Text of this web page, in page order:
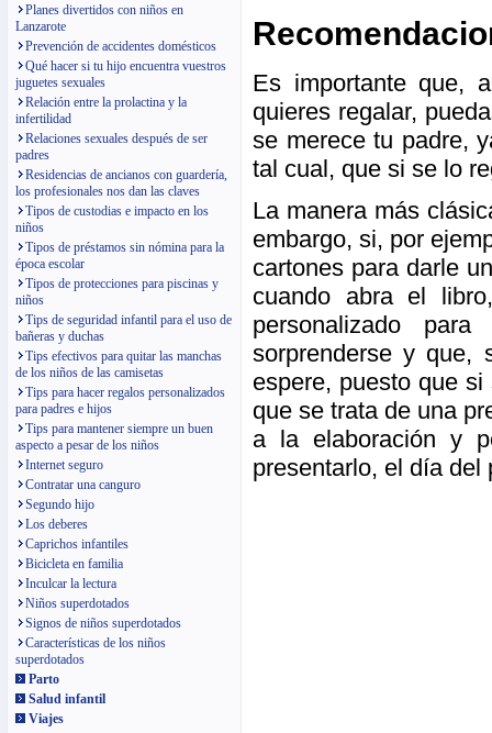
Planes divertidos con niños en
Lanzarote
Prevención de accidentes domésticos
Qué hacer si tu hijo encuentra vuestros
juguetes sexuales
Relación entre la prolactina y la
infertilidad
Relaciones sexuales después de ser
padres
Residencias de ancianos con guardería,
los profesionales nos dan las claves
Tipos de custodias e impacto en los
niños
Tipos de préstamos sin nómina para la
época escolar
Tipos de protecciones para piscinas y
niños
Tips de seguridad infantil para el uso de
bañeras y duchas
Tips efectivos para quitar las manchas
de los niños de las camisetas
Tips para hacer regalos personalizados
para padres e hijos
Tips para mantener siempre un buen
aspecto a pesar de los niños
Internet seguro
Contratar una canguro
Segundo hijo
Los deberes
Caprichos infantiles
Bicicleta en familia
Inculcar la lectura
Niños superdotados
Signos de niños superdotados
Características de los niños
superdotados
Parto
Salud infantil
Viajes
Es importante que,
quieres regalar,
se merece tu padre,
tal cual, que si se lo
La manera más
embargo, si, por
cartones para darle
cuando abra el
personalizado
sorprenderse y que,
espere, puesto que
que se trata de una
a la elaboración y
presentarlo, el día del